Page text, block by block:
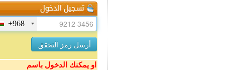
+968
او يمكنك الدخول باسم